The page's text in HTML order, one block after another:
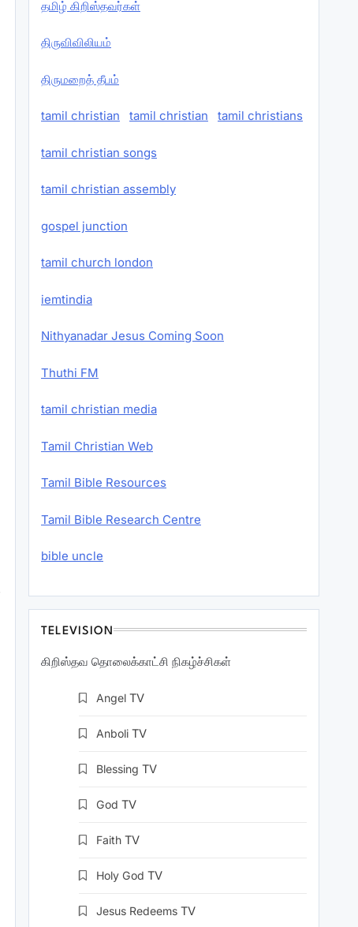
தமிழ் கிறிஸ்தவர்கள்
திருவிவிலியம்
திருமறைத் தீபம்
tamil christian tamil christian tamil christians
tamil christian songs
tamil christian assembly
gospel junction
tamil church london
iemtindia
Nithyanadar Jesus Coming Soon
Thuthi FM
tamil christian media
Tamil Christian Web
Tamil Bible Resources
Tamil Bible Research Centre
bible uncle
TELEVISION
கிறிஸ்தவ தொலைக்காட்சி நிகழ்ச்சிகள்
Angel TV
Anboli TV
Blessing TV
God TV
Faith TV
Holy God TV
Jesus Redeems TV